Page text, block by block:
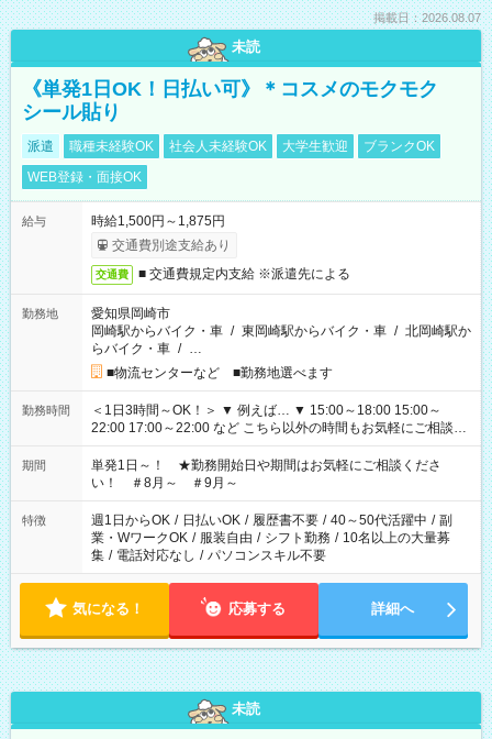
掲載日：2026.08.07
未読
《単発1日OK！日払い可》＊コスメのモクモク
シール貼り
派遣 職種未経験OK 社会人未経験OK 大学生歓迎
ブランクOK
WEB登録・面接OK
給与
時給1,500円～1,875円
交通費別途支給あり
交通費 ■ 交通費規定内支給 ※派遣先による
勤務地
愛知県岡崎市
岡崎駅からバイク・車 / 東岡崎駅からバイク・車 / 北岡崎駅か
らバイク・車 / …
■物流センターなど ■勤務地選べます
勤務時間
＜1日3時間～OK！＞ ▼ 例えば… ▼ 15:00～18:00 15:00～
22:00 17:00～22:00 など こちら以外の時間もお気軽にご相談く
ださい！
期間
単発1日～！ ★勤務開始日や期間はお気軽にご相談くださ
い！ ＃8月～ ＃9月～
特徴 週1日からOK / 日払いOK / 履歴書不要 / 40～50代活躍中 / 副
業・WワークOK / 服装自由 / シフト勤務 / 10名以上の大量募
集 / 電話対応なし / パソコンスキル不要
気になる！ 応募する 詳細へ
未読